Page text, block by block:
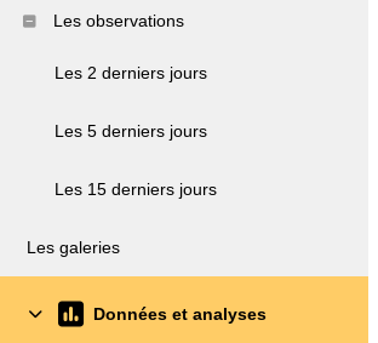
Les observations
Les 2 derniers jours
Les 5 derniers jours
Les 15 derniers jours
Les galeries
Données et analyses